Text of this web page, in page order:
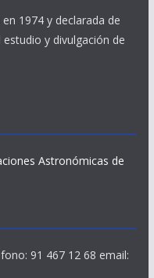
1974 y declarada de
y divulgación de
Astronómicas de
91 467 12 68 email: